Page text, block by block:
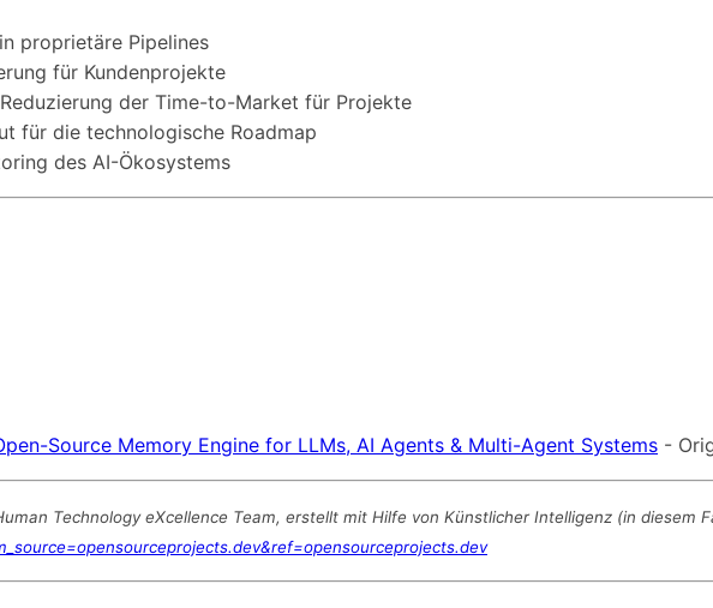
proprietäre Pipelines
für Kundenprojekte
der Time-to-Market für Projekte
für die technologische Roadmap
des AI-Ökosystems
Source Memory Engine for LLMs, AI Agents & Multi-Agent Systems -
Technology eXcellence Team, erstellt mit Hilfe von Künstlicher Intelligenz (in diesem